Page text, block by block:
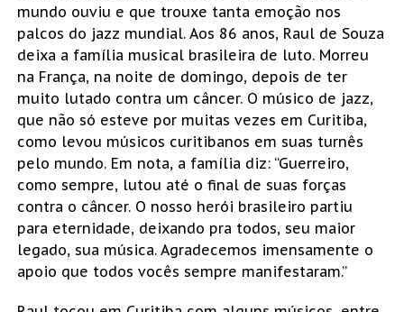
mundo ouviu e que trouxe tanta emoção nos
palcos do jazz mundial. Aos 86 anos, Raul de Souza
deixa a família musical brasileira de luto. Morreu
na França, na noite de domingo, depois de ter
muito lutado contra um câncer. O músico de jazz,
que não só esteve por muitas vezes em Curitiba,
como levou músicos curitibanos em suas turnês
pelo mundo. Em nota, a família diz: “Guerreiro,
como sempre, lutou até o final de suas forças
contra o câncer. O nosso herói brasileiro partiu
para eternidade, deixando pra todos, seu maior
legado, sua música. Agradecemos imensamente o
apoio que todos vocês sempre manifestaram.”